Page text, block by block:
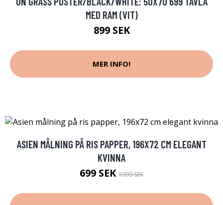
MED RAM (VIT)
899 SEK
MER INFO!
ASIEN MÅLNING PÅ RIS PAPPER, 196X72 CM ELEGANT
KVINNA
699 SEK 1999 SEK